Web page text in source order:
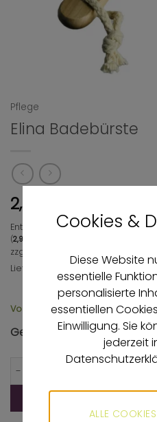
Pflege
Elina Badebürste
2,97
Enthält 19% MwSt.
(2,97
zzgl.
Lieferzeit: ca. 3-4 Werktage
Vorrätig
Gesamtsumme 2,97 €
Elina Badebürste Menge
Cookies &
Diese Website
essentielle
personalisierte
essentiellen
Einwilligung. Sie
jederzeit
ALLE